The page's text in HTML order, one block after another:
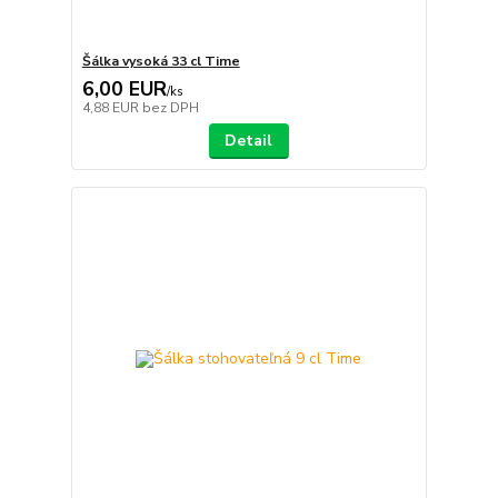
Šálka vysoká 33 cl Time
6,00 EUR/ks
4,88 EUR bez DPH
Detail